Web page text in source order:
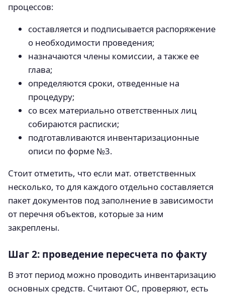
процессов:
составляется и подписывается распоряжение
о необходимости проведения;
назначаются члены комиссии, а также ее
глава;
определяются сроки, отведенные на
процедуру;
со всех материально ответственных лиц
собираются расписки;
подготавливаются инвентаризационные
описи по форме №3.
Стоит отметить, что если мат. ответственных
несколько, то для каждого отдельно составляется
пакет документов под заполнение в зависимости
от перечня объектов, которые за ним
закреплены.
Шаг 2: проведение пересчета по факту
В этот период можно проводить инвентаризацию
основных средств. Считают ОС, проверяют, есть